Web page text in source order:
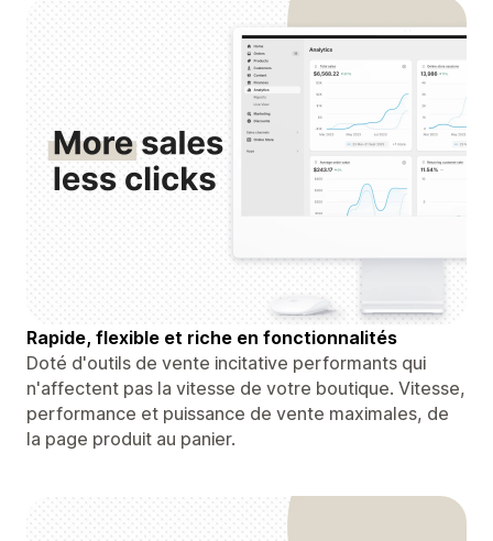
Rapide, flexible et riche en fonctionnalités
Doté d'outils de vente incitative performants qui
n'affectent pas la vitesse de votre boutique. Vitesse,
performance et puissance de vente maximales, de
la page produit au panier.